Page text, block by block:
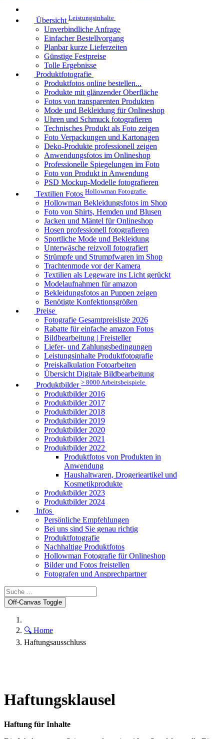
Übersicht Leistungsinhalte
Unverbindliche Anfrage
Einfacher Bestellvorgang
Planbar kurze Lieferzeiten
Günstige Festpreise
Tolle Ergebnisse
Produktfotografie
Produktfotos online bestellen...
Produkte mit glänzender Oberfläche
Fotos von transparenten Produkten
Mode und Bekleidung für Onlineshop
Uhren und Schmuck fotografieren
Technisches Produkt als Foto zeigen
Foto Verpackungen und Kartonagen
Deko-Produkte professionell zeigen
Anwendungsfotos im Onlineshop
Professionelle Spiegelungen im Foto
Foto von Produkt in Anwendung
PSD Mockup-Modelle fotografieren
Textilien Fotos Hollowman Fotografie
Hollowman Bekleidungsfotos im Shop
Foto von Shirts, Hemden und Blusen
Jacken und Mäntel für Onlineshop
Hosen professionell fotografieren
Sportliche Mode und Bekleidung
Unterwäsche reizvoll fotografiert
Strümpfe und Strumpfwaren im Shop
Trachtenmode vor der Kamera
Textilien als Legeware ins Licht gerückt
Modelaufnahmen für amazon
Bekleidungsfotos an Puppen zeigen
Benötigte Konfektionsgrößen
Preise
Fotografie Gesamtpreisliste 2026
Rabatte für einfache amazon Fotos
Bildbearbeitung | Freisteller
Liefer- und Zahlungsbedingungen
Leistungsinhalte Produktfotografie
Preiskalkulation Fotoarbeiten
Übersicht Digitale Bildbearbeitung
Produktbilder > 8000 Arbeitsbeispiele
Produktbilder 2016
Produktbilder 2017
Produktbilder 2018
Produktbilder 2019
Produktbilder 2020
Produktbilder 2021
Produktbilder 2022
Produktfotos von Produkten in
Anwendung
Haushaltwaren, Drogerieartikel und
Kosmetikprodukte
Produktbilder 2023
Produktbilder 2024
Infos
Persönliche Empfehlungen
Bei uns sind Sie genau richtig
Produktfotografie
Nachhaltige Produktfotos
Hollowman Fotografie für Onlineshop
Bilder und Fotos freistellen
Fotografen und Ansprechpartner
Off-Canvas Toggle
🔍 Home
Haftungsausschluss
Haftungsklausel
Haftung für Inhalte